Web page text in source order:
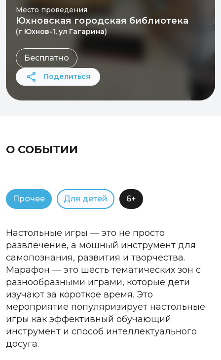
Место проведения
Юхновская городская библиотека
(г Юхнов-1, ул Гагарина)
Бесплатно
Поделиться
О СОБЫТИИ
Прочее Для детей 6+
Настольные игры — это не просто
развлечение, а мощный инструмент для
самопознания, развития и творчества.
Марафон — это шесть тематических зон с
разнообразными играми, которые дети
изучают за короткое время. Это
мероприятие популяризирует настольные
игры как эффективный обучающий
инструмент и способ интеллектуального
досуга.